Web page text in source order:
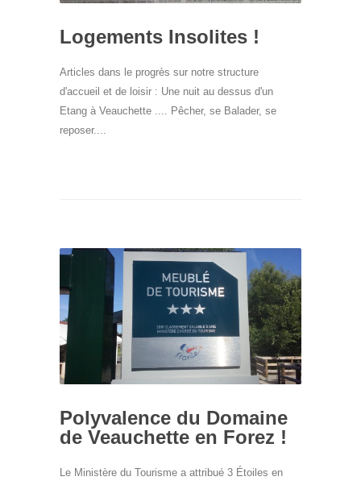
Logements Insolites !
Articles dans le progrès sur notre structure
d'accueil et de loisir : Une nuit au dessus d'un
Etang à Veauchette .... Pêcher, se Balader, se
reposer....
Polyvalence du Domaine
de Veauchette en Forez !
Le Ministère du Tourisme a attribué 3 Étoiles en